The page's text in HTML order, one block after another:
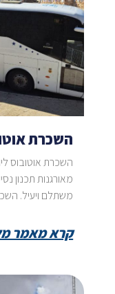
השכרת
השכרת אוטובוס
מאורגנות תכנון
משתלם ויעיל.
קרא מאמר